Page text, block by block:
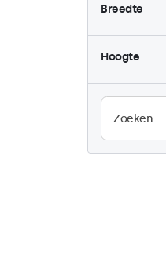
Breedte
Hoogte